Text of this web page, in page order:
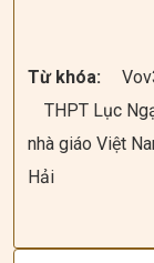
Từ khóa:
THPT Lục
nhà giáo Việt
Hải